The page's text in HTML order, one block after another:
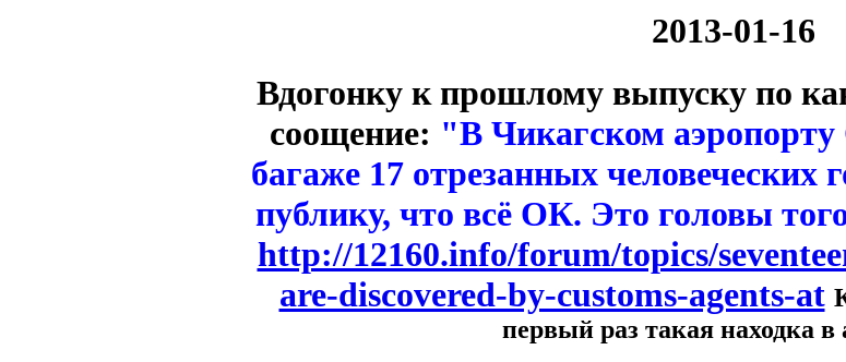
2013-01-16
Вдогонку к прошлому выпуску по
соощение: "В Чикагском
багаже 17 отрезанных человеческих
публику, что всё ОК. Это головы
http://12160.info/forum/topics/
are-discovered-by-customs-agents-at
первый раз такая находка в